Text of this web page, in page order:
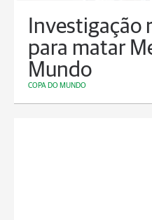
Investigação
para matar
Mundo
COPA DO MUNDO